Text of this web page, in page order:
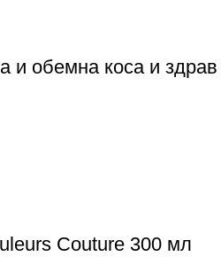
и обемна коса и
Couture 300 мл